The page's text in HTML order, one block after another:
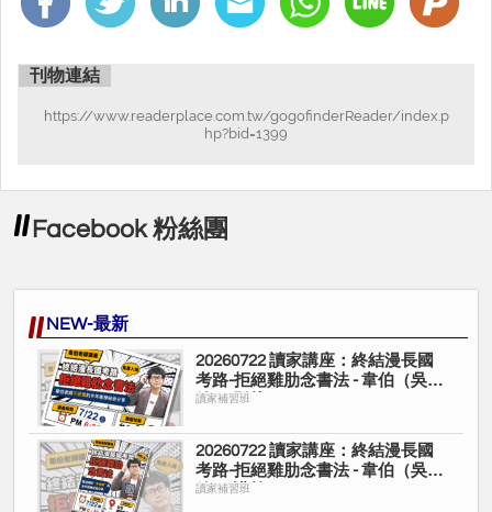
刊物連結
https://www.readerplace.com.tw/gogofinderReader/index.p
hp?bid=1399
Facebook 粉絲團
NEW-最新
20260722 讀家講座：終結漫長國
考路-拒絕雞肋念書法 - 韋伯（吳宗
翰）(影片)
讀家補習班
20260722 讀家講座：終結漫長國
考路-拒絕雞肋念書法 - 韋伯（吳宗
翰）(講義)
讀家補習班